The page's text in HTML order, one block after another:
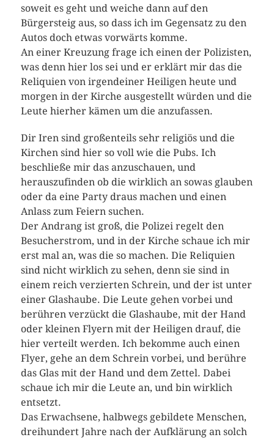
soweit es geht und weiche dann auf den
Bürgersteig aus, so dass ich im Gegensatz zu den
Autos doch etwas vorwärts komme.
An einer Kreuzung frage ich einen der Polizisten,
was denn hier los sei und er erklärt mir das die
Reliquien von irgendeiner Heiligen heute und
morgen in der Kirche ausgestellt würden und die
Leute hierher kämen um die anzufassen.
Dir Iren sind großenteils sehr religiös und die
Kirchen sind hier so voll wie die Pubs. Ich
beschließe mir das anzuschauen, und
herauszufinden ob die wirklich an sowas glauben
oder da eine Party draus machen und einen
Anlass zum Feiern suchen.
Der Andrang ist groß, die Polizei regelt den
Besucherstrom, und in der Kirche schaue ich mir
erst mal an, was die so machen. Die Reliquien
sind nicht wirklich zu sehen, denn sie sind in
einem reich verzierten Schrein, und der ist unter
einer Glashaube. Die Leute gehen vorbei und
berühren verzückt die Glashaube, mit der Hand
oder kleinen Flyern mit der Heiligen drauf, die
hier verteilt werden. Ich bekomme auch einen
Flyer, gehe an dem Schrein vorbei, und berühre
das Glas mit der Hand und dem Zettel. Dabei
schaue ich mir die Leute an, und bin wirklich
entsetzt.
Das Erwachsene, halbwegs gebildete Menschen,
dreihundert Jahre nach der Aufklärung an solch